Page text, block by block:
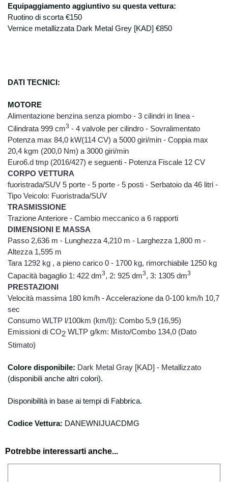
dei dati a cui è possibile rivolgersi per
l’esercizio dei diritti di cui al punto
precedente è: Degidio Auto srl. - 00065
scritta alla sede della società.
Equipaggiamento aggiuntivo su questa vettura:
Ruotino di scorta €150
Vernice metallizzata Dark Metal Grey [KAD] €850
DATI TECNICI:
MOTORE
Alimentazione benzina senza piombo - 3 cilindri in linea -
Cilindrata 999 cm3 - 4 valvole per cilindro - Sovralimentato
Potenza max 84,0 kW(114 CV) a 5000 giri/min - Coppia max
20,4 kgm (200,0 Nm) a 3000 giri/min
Euro6.d tmp (2016/427) e seguenti - Potenza Fiscale 12 CV
CORPO VETTURA
fuoristrada/SUV 5 porte - 5 porte - 5 posti - Serbatoio da 46 litri -
Tipo Veicolo: Fuoristrada/SUV
TRASMISSIONE
Trazione Anteriore - Cambio meccanico a 6 rapporti
DIMENSIONI E MASSA
Passo 2,636 m - Lunghezza 4,210 m - Larghezza 1,800 m -
Altezza 1,595 m
Tara 1292 kg , a pieno carico 0 - 1700 kg, rimorchiabile 1250 kg
Capacità bagaglio 1: 422 dm3, 2: 925 dm3, 3: 1305 dm3
PRESTAZIONI
Velocità massima 180 km/h - Accelerazione da 0-100 km/h 10,7
sec
Consumo WLTP l/100km (km/l)): Combo 5,9 (16,95)
Emissioni di CO2 WLTP g/km: Misto/Combo 134,0 (Dato
Stimato)
Colore disponibile: Dark Metal Gray [KAD] - Metallizzato
(disponibili anche altri colori).
Disponibilità in base ai tempi di Fabbrica.
Codice Vettura: DANEWNIJUACDMG
Potrebbe interessarti anche...